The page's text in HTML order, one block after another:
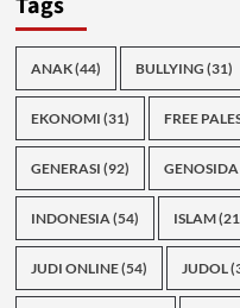
ANAK(44) BULLYING (31)
EKONOMI (31) FREE
GENERASI (92) GENOSIDA
INDONESIA(54) ISLAM
JUDI ONLINE(54) JUDOL